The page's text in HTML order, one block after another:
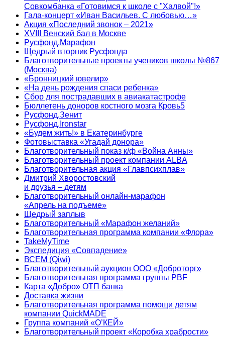
Совкомбанка «Готовимся к школе с "Халвой"!»
Гала-концерт «Иван Васильев. С любовью…»
Акция «Последний звонок – 2021»
XVIII Венский бал в Москве
Русфонд.Марафон
Щедрый вторник Русфонда
Благотворительные проекты учеников школы №867
(Москва)
«Бронницкий ювелир»
«На день рождения спаси ребенка»
Сбор для пострадавших в авиакатастрофе
Бюллетень доноров костного мозга Кровь5
Русфонд.Зенит
Русфонд.Ironstar
«Будем жить!» в Екатеринбурге
Фотовыставка «Угадай донора»
Благотворительный показ к/ф «Война Анны»
Благотворительный проект компании ALBA
Благотворительная акция «Главпсихплав»
Дмитрий Хворостовский
и друзья – детям
Благотворительный онлайн‑марафон
«Апрель на подъеме»
Щедрый заплыв
Благотворительный «Марафон желаний»
Благотворительная программа компании «Флора»
TakeMyTime
Экспедиция «Совпадение»
ВСЕМ (Qiwi)
Благотворительный аукцион ООО «Доброторг»
Благотворительная программа группы PBF
Карта «Добро» ОТП банка
Доставка жизни
Благотворительная программа помощи детям
компании QuickMADE
Группа компаний «О’КЕЙ»
Благотворительный проект «Коробка храбрости»